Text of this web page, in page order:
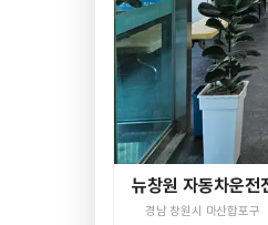
뉴창원 자동차운전
경남 창원시 마산합포구